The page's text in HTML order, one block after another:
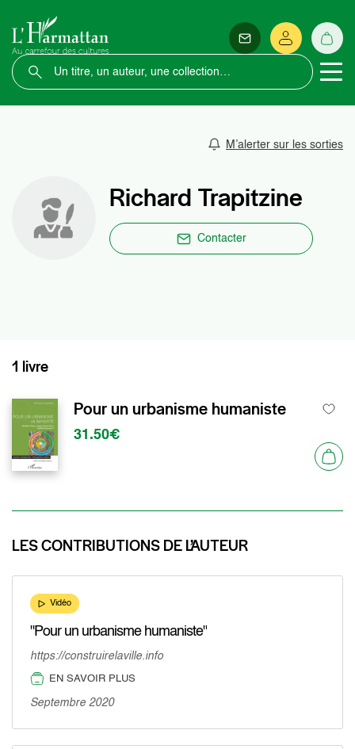
M’alerter sur les sorties
Richard Trapitzine
Contacter
1 livre
Pour un urbanisme humaniste
31.50€
LES CONTRIBUTIONS DE L’AUTEUR
Vidéo
"Pour un urbanisme humaniste"
https://construirelaville.info
EN SAVOIR PLUS
Septembre 2020